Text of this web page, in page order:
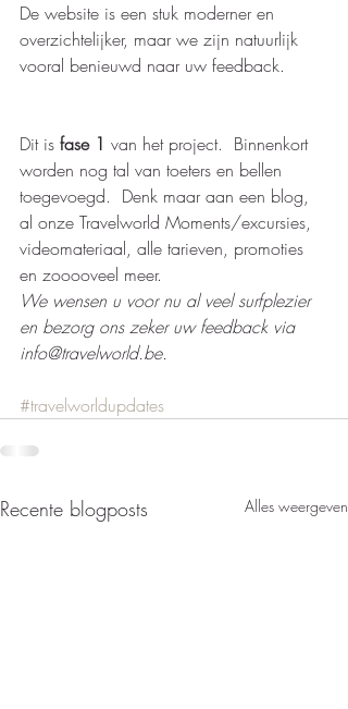
De website is een stuk moderner en
overzichtelijker, maar we zijn natuurlijk
vooral benieuwd naar uw feedback.
Dit is fase 1 van het project.  Binnenkort
worden nog tal van toeters en bellen
toegevoegd.  Denk maar aan een blog,
al onze Travelworld Moments/excursies,
videomateriaal, alle tarieven, promoties
en zooooveel meer.
We wensen u voor nu al veel surfplezier
en bezorg ons zeker uw feedback via
info@travelworld.be.
#travelworldupdates
Recente blogposts Alles weergeven